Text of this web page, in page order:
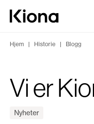
Hopp til innhold
Gå til forsiden
Hjem | Historie | Blogg
Vi er
Nyheter